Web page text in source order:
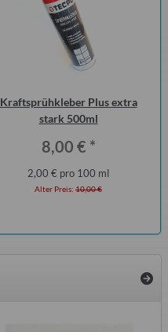
Kraftsprühkleber Plus extra
stark 500ml
8,00 € *
2,00 € pro 100 ml
Alter Preis: 10,00 €